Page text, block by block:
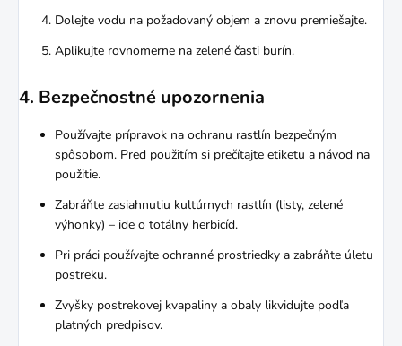
Dolejte vodu na požadovaný objem a znovu premiešajte.
Aplikujte rovnomerne na zelené časti burín.
4. Bezpečnostné upozornenia
Používajte prípravok na ochranu rastlín bezpečným
spôsobom. Pred použitím si prečítajte etiketu a návod na
použitie.
Zabráňte zasiahnutiu kultúrnych rastlín (listy, zelené
výhonky) – ide o totálny herbicíd.
Pri práci používajte ochranné prostriedky a zabráňte úletu
postreku.
Zvyšky postrekovej kvapaliny a obaly likvidujte podľa
platných predpisov.